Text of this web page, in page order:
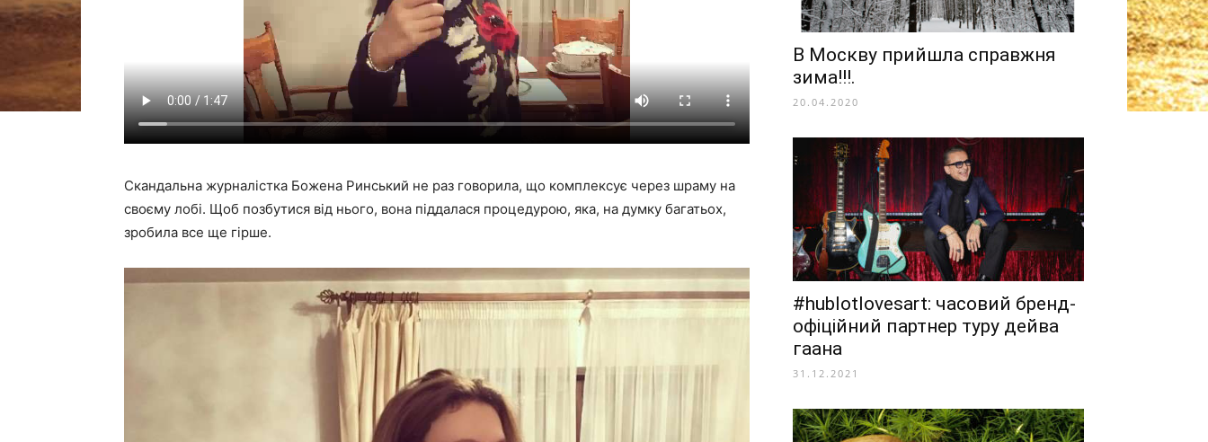
Скандальна журналістка Божена Ринський не раз говорила, що комплексує через шраму на
своєму лобі. Щоб позбутися від нього, вона піддалася процедурою, яка, на думку багатьох,
зробила все ще гірше.
В Москву прийшла справжня
зима!!!.
20.04.2020
#hublotlovesart: часовий бренд-
офіційний партнер туру дейва
гаана
31.12.2021